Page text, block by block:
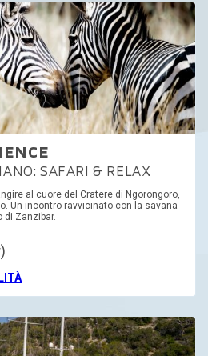
SAFARI & RELAX
al cuore del Cratere di Ngorongoro,
Un incontro ravvicinato con la savana
di Zanzibar.